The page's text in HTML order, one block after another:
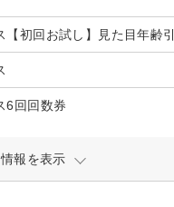
【初回お試し】見た目年齢
6回回数券
報を表示